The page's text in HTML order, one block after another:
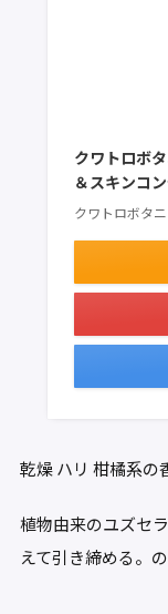
クワトロボ
＆スキンコ
クワトロボタ
乾燥ハリ 柑橘系の
植物由来のユズセ
えて引き締める。